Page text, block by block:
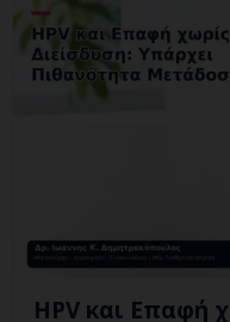
HPV και Επαφή